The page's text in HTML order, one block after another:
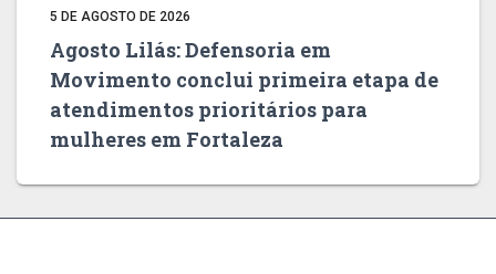
5 DE AGOSTO DE 2026
Agosto Lilás: Defensoria em
Movimento conclui primeira etapa de
atendimentos prioritários para
mulheres em Fortaleza